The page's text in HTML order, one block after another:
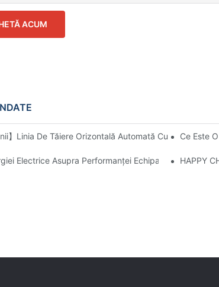
ACUM
】Linia De Tăiere Orizontală Automată Cu Stivuire Și
Ce Este
Electrice Asupra Performanței Echipamentelor De